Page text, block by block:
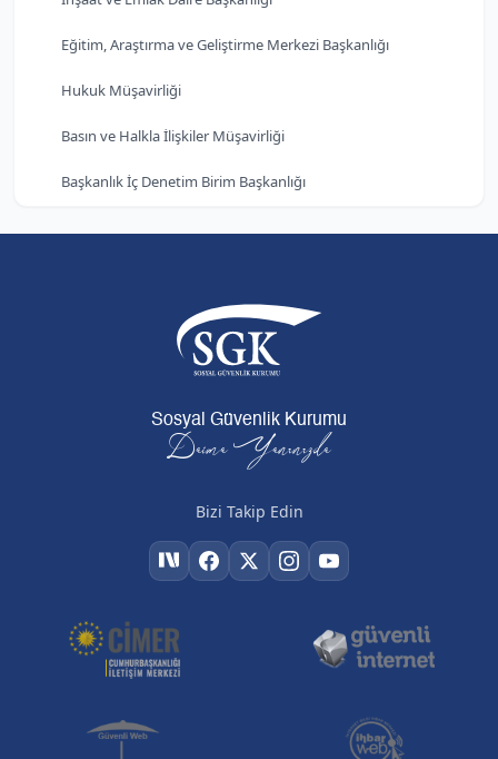
Eğitim, Araştırma ve Geliştirme Merkezi Başkanlığı
Hukuk Müşavirliği
Basın ve Halkla İlişkiler Müşavirliği
Başkanlık İç Denetim Birim Başkanlığı
Sosyal Güvenlik Kurumu
Daima Yanınızda
Bizi Takip Edin